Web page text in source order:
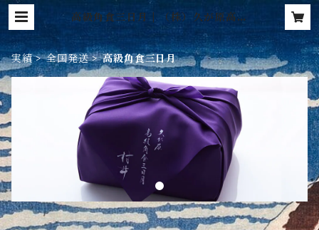
高級角食三日月 | （株）久が原高級
角食三日月村井®︎
実績 全国発送 高級角食三日月